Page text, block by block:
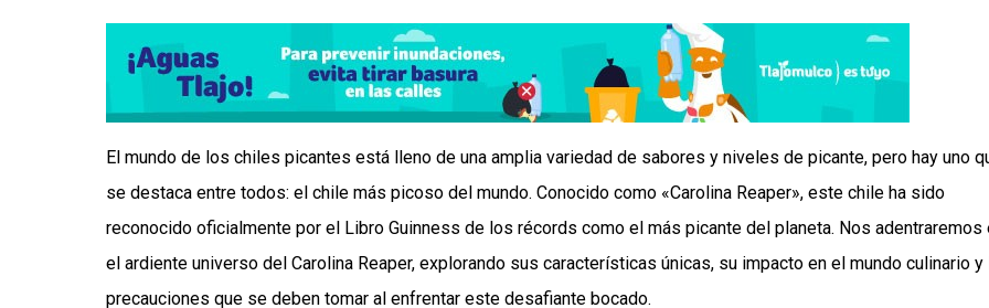
El mundo de los chiles picantes está lleno de una amplia variedad de sabores y niveles de picante, pero hay uno
se destaca entre todos: el chile más picoso del mundo. Conocido como «Carolina Reaper», este chile ha sido
reconocido oficialmente por el Libro Guinness de los récords como el más picante del planeta. Nos adentraremos
el ardiente universo del Carolina Reaper, explorando sus características únicas, su impacto en el mundo culinario y
precauciones que se deben tomar al enfrentar este desafiante bocado.